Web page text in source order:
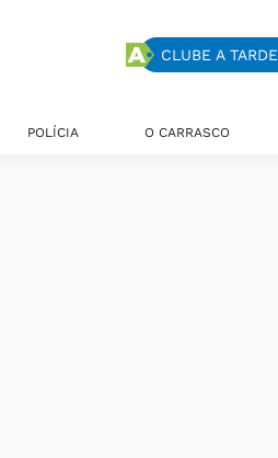
CLUBE A TARDE
POLÍCIA O CARRASCO